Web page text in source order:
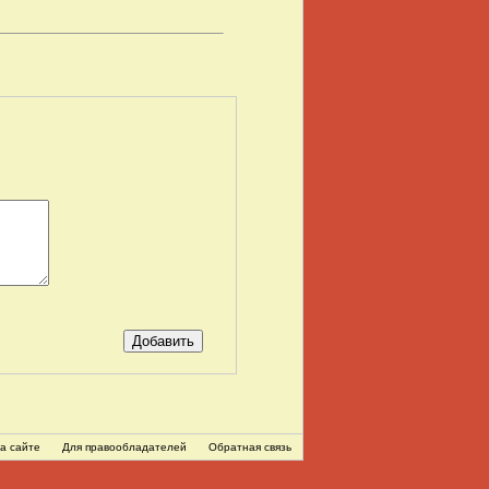
Обратная связь
Для правообладателей
сайте